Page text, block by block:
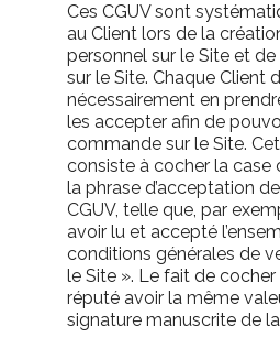
Ces CGUV sont
au Client lors de la
personnel sur le Site et
sur le Site. Chaque Client
nécessairement en
les accepter afin de
commande sur le Site.
consiste à cocher la case
la phrase d’acceptation
CGUV, telle que, par
avoir lu et accepté
conditions générales de
le Site ». Le fait de
réputé avoir la même
signature manuscrite de